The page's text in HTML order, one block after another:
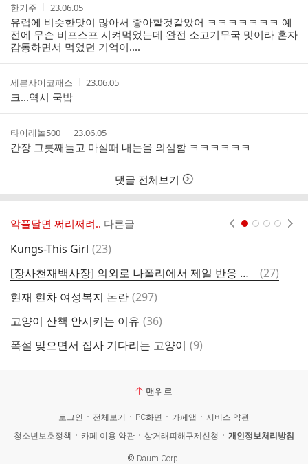
작
성
자
한기주
작
성
시
간
23.06.05
유럽에 비슷한맛이 많아서 좋아할것같았어 ㅋㅋㅋㅋㅋㅋㅋ 예
전에 무슨 비프스프 시켜먹었는데 완전 소고기무국 맛이라 혼자
감동하면서 먹었던 기억이....
작
성
자
세븐사이코패스
작
간
23.06.05
크...역시 국밥
작
성
자
타이레놀500
작
성
시
간
23.06.05
간장 그릇째들고 마실때 내눈을 의심함 ㅋㅋㅋㅋㅋㅋ
댓글 전체보기
악플달면 쩌리쩌려.. 다른글
Kungs-This Girl 댓
(23)
[장사천재백사장] 의외로 나폴리에서 제일 반응 좋은 한식.gif
댓
글
(27)
현재 현차 여성복지 논란 댓
(297)
고양이 산책 안시키는 이유 댓
(36)
폭설 맞으면서 집사 기다리는 고양이 댓
(9)
맨위로
로그인 전체보기 PC화면 카페앱
서비스 약관
청소년보호정책
카페 이용 약관 상거래피해구제신청 개인정보처리방침
© Daum Corp.